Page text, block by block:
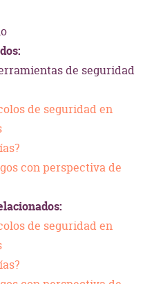
de seguridad
de seguridad en
con perspectiva de
de seguridad en